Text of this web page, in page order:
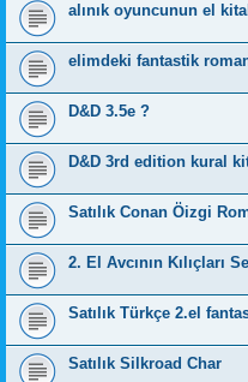
alınık oyuncunun el
elimdeki fantastik
D&D 3.5e ?
D&D 3rd edition kural
Satılık Conan Öizgi
2. El Avcının Kılıçları
Satılık Türkçe 2.el
Satılık Silkroad Char